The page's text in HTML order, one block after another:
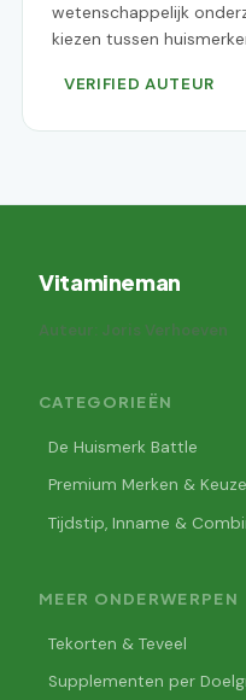
wetenschappelijk
kiezen tussen
VERIFIED AUTEUR
Vitamineman
Auteur: Joris Verhoeven
CATEGORIEËN
De Huismerk Battle
Premium Merken &
Tijdstip, Inname &
MEER ONDERWERPEN
Tekorten & Teveel
Supplementen per